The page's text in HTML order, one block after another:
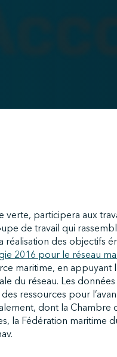
verte, participera aux
de travail qui
des objectifs
2016 pour le réseau
maritime, en appuyant
du réseau. Les
ressources pour
dont la Chambre
la Fédération maritime